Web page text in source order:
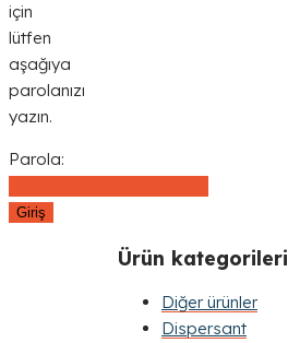
için
lütfen
aşağıya
parolanızı
yazın.
Parola:
Ürün kategorileri
Diğer ürünler
Dispersant